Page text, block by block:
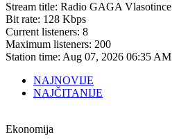
Stream title: Radio GAGA Vlasotince
Bit rate: 128 Kbps
Current listeners: 8
Maximum listeners: 200
Station time: Aug 07, 2026 06:35 AM
NAJNOVIJE
NAJČITANIJE
Ekonomija